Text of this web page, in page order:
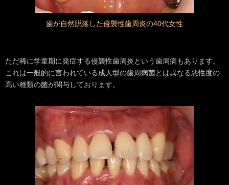
歯が自然脱落した侵襲性歯周炎の40代女性
ただ稀に学童期に発症する侵襲性歯周炎という歯周病もあります。
これは一般的に言われている成人型の歯周病菌とは異なる悪性度の
高い種類の菌が関与しております。